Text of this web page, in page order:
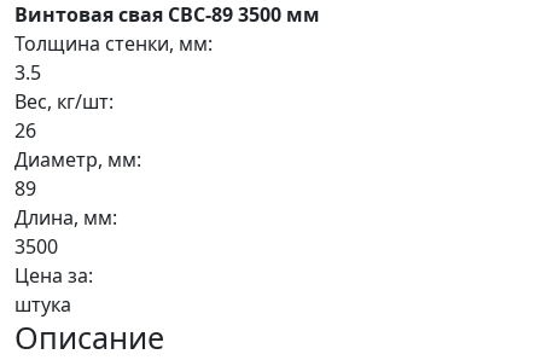
Винтовая свая СВС-89 3500 мм
Толщина стенки, мм:
3.5
Вес, кг/шт:
26
Диаметр, мм:
89
Длина, мм:
3500
Цена за:
штука
Описание